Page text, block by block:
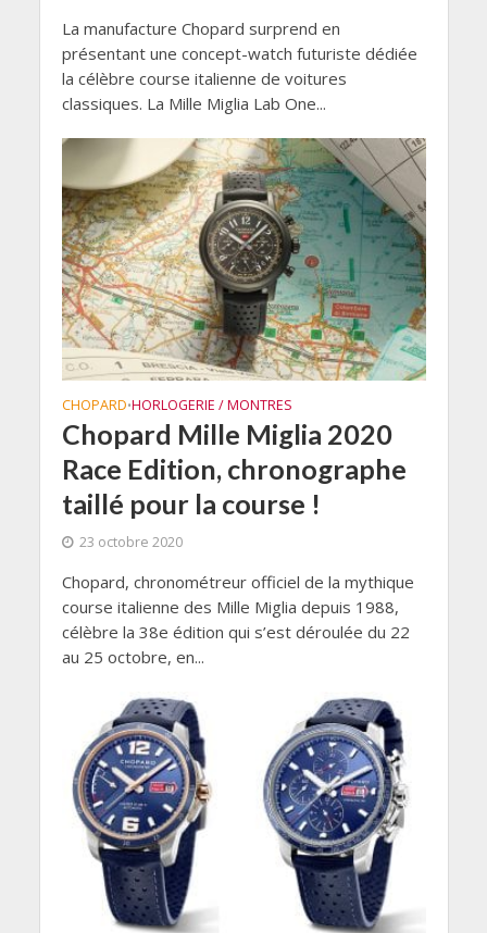
La manufacture Chopard surprend en
présentant une concept-watch futuriste dédiée
la célèbre course italienne de voitures
classiques. La Mille Miglia Lab One...
CHOPARD•HORLOGERIE / MONTRES
Chopard Mille Miglia 2020
Race Edition, chronographe
taillé pour la course !
23 octobre 2020
Chopard, chronométreur officiel de la mythique
course italienne des Mille Miglia depuis 1988,
célèbre la 38e édition qui s’est déroulée du 22
au 25 octobre, en...